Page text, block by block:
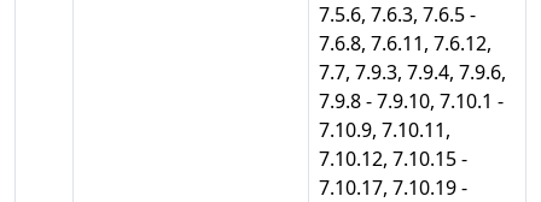
7.5.6, 7.6.3, 7.6.5 -
7.6.8, 7.6.11, 7.6.12,
7.7, 7.9.3, 7.9.4, 7.9.6,
7.9.8 - 7.9.10, 7.10.1 -
7.10.9, 7.10.11,
7.10.12, 7.10.15 -
7.10.17, 7.10.19 -